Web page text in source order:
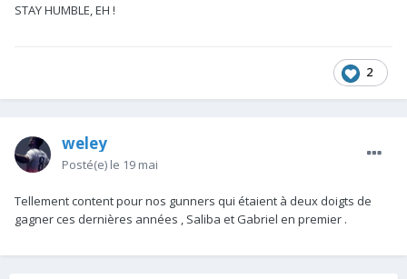
STAY HUMBLE, EH !
2
weley
Posté(e) le 19 mai
Tellement content pour nos gunners qui étaient à deux doigts de
gagner ces dernières années , Saliba et Gabriel en premier .